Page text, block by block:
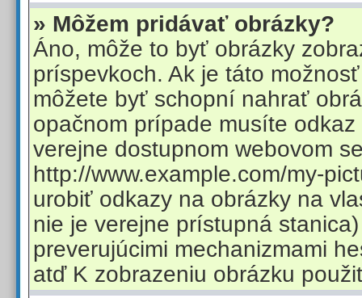
» Môžem pridávať obrázky?
Áno, môže to byť obrázky
príspevkoch. Ak je táto
môžete byť schopní nahrať
opačnom prípade musíte
verejne dostupnom webovom
http://www.example.com/my-
urobiť odkazy na obrázky na
nie je verejne prístupná
preverujúcimi mechanizmami
atď K zobrazeniu obrázku